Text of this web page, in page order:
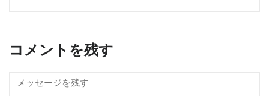
コメントを残す